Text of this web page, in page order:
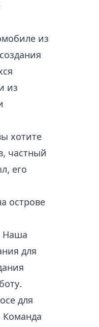
из
из
хотите
частный
его
острове
Наша
для
для
Команда